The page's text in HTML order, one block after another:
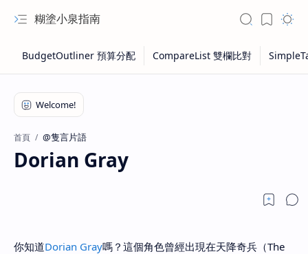
糊塗小泉指南
首頁 @隻言片語
Dorian Gray
你知道Dorian Gray嗎？這個角色曾經出現在天降奇兵（The